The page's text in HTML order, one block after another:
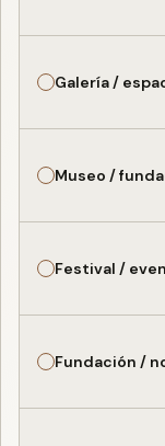
Galería /
Museo /
Festival /
Fundación /